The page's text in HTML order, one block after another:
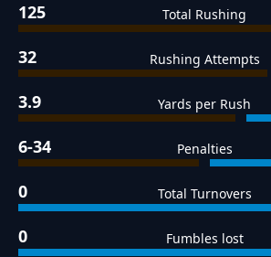
125 Total Rushing
32 Rushing Attempts
3.9 Yards per Rush
6-34 Penalties
0 Total Turnovers
0 Fumbles lost